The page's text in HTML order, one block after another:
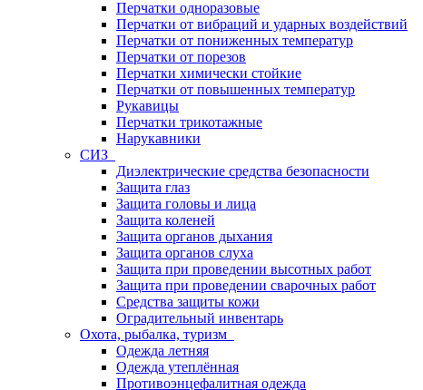
Перчатки одноразовые
Перчатки от вибраций и ударных воздействий
Перчатки от пониженных температур
Перчатки от порезов
Перчатки химически стойкие
Перчатки от повышенных температур
Рукавицы
Перчатки трикотажные
Нарукавники
СИЗ
Диэлектрические средства безопасности
Защита глаз
Защита головы и лица
Защита коленей
Защита органов дыхания
Защита органов слуха
Защита при проведении высотных работ
Защита при проведении сварочных работ
Средства защиты кожи
Оградительный инвентарь
Охота, рыбалка, туризм
Одежда летняя
Одежда утеплённая
Противоэнцефалитная одежда